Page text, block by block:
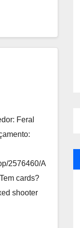
Feral
2576460/A
cards?
shooter